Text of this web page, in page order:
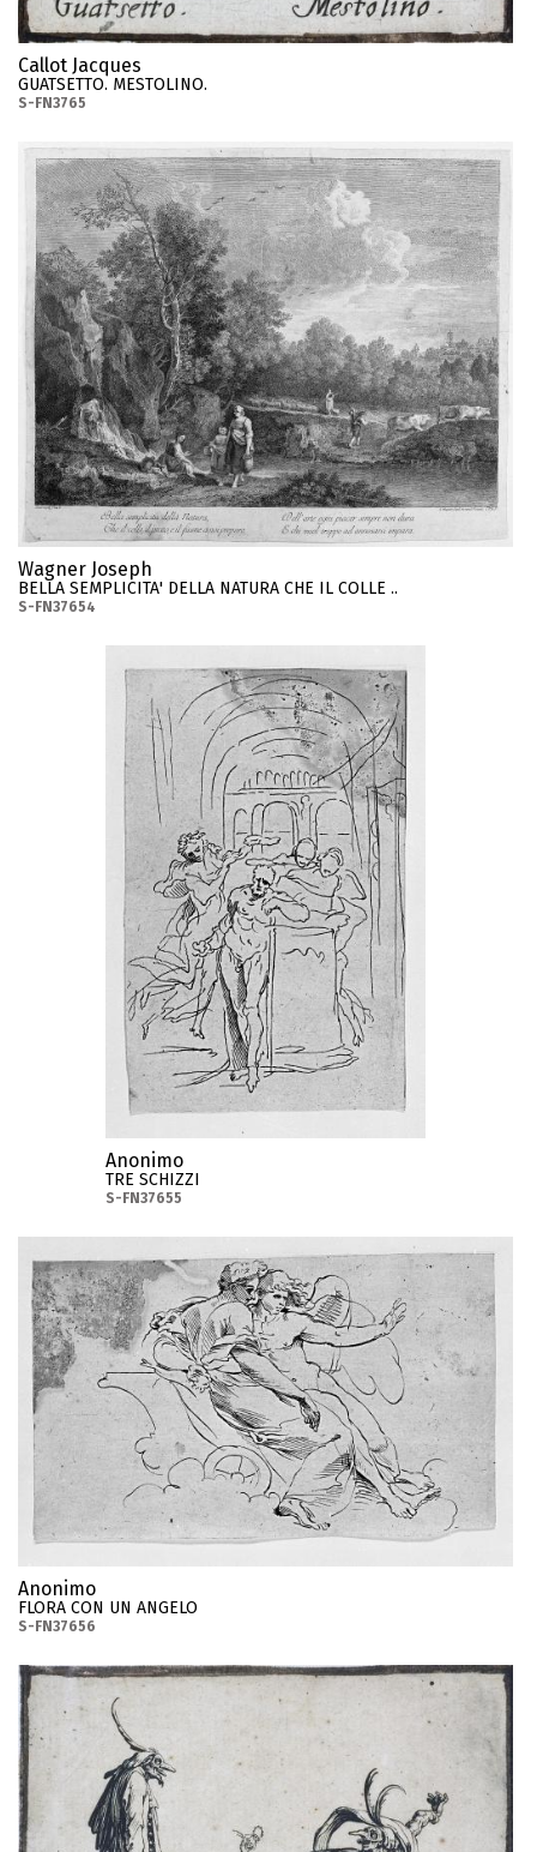
Callot Jacques
GUATSETTO. MESTOLINO.
S-FN3765
Wagner Joseph
BELLA SEMPLICITA' DELLA NATURA CHE IL COLLE ..
S-FN37654
Anonimo
TRE SCHIZZI
S-FN37655
Anonimo
FLORA CON UN ANGELO
S-FN37656